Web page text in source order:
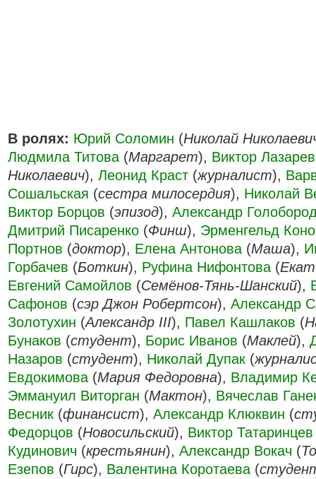
В ролях: Юрий Соломин (Николай
Людмила Титова (Маргарет), Виктор
Николаевич), Леонид Краст (журналист),
Сошальская (сестра милосердия), Николай
Виктор Борцов (эпизод), Александр
Дмитрий Писаренко (Финш), Эрменгельд
Портнов (доктор), Елена Антонова (Маша),
Горбачев (Боткин), Руфина Нифонтова (
Евгений Самойлов (Семёнов-Тянь-Шанский),
Сафонов (сэр Джон Робертсон), Александр
Золотухин (Александр III), Павел Кашлаков (
Бунаков (студент), Борис Иванов (Маклей),
Назаров (студент), Николай Дупак (
Евдокимова (Мария Федоровна), Владимир
Эммануил Виторган (Мактон), Вячеслав
Весник (финансист), Александр Клюквин (
Федорцов (Новосильский), Виктор Татаринцев
Кудинович (крестьянин), Александр Вокач (
Езепов (Гирс), Валентина Коротаева (